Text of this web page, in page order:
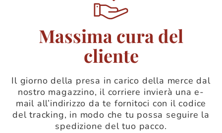
Massima cura del
cliente
Il giorno della presa in carico della merce dal
nostro magazzino, il corriere invierà una e-
mail all’indirizzo da te fornitoci con il codice
del tracking, in modo che tu possa seguire la
spedizione del tuo pacco.